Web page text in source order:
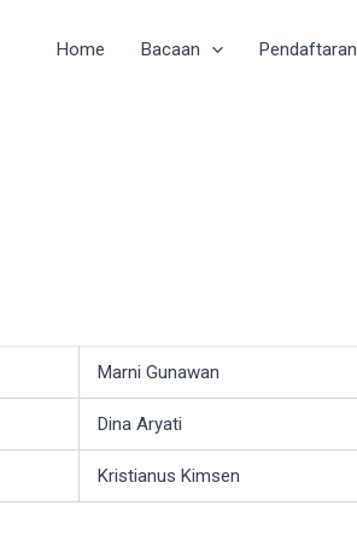
Home Bacaan Pendaftaran
Marni Gunawan
Dina Aryati
Kristianus Kimsen